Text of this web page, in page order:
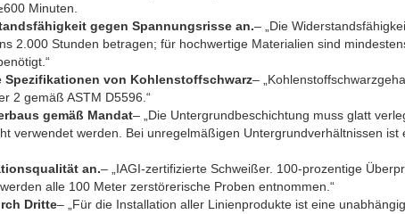
Minuten.
gegen Spannungsrisse an.– „Die
2.000 Stunden betragen; für hochwertige Materialien sind
Spezifikationen von Kohlenstoffschwarz–
2 gemäß ASTM D5596.“
gemäß Mandat– „Die Untergrundbeschichtung muss glatt
verwendet werden. Bei unregelmäßigen Untergrundverhältnissen ist
an.– „IAGI-zertifizierte Schweißer. 100-prozentige
alle 100 Meter zerstörerische Proben entnommen.“
Dritte– „Für die Installation aller Linienprodukte ist eine